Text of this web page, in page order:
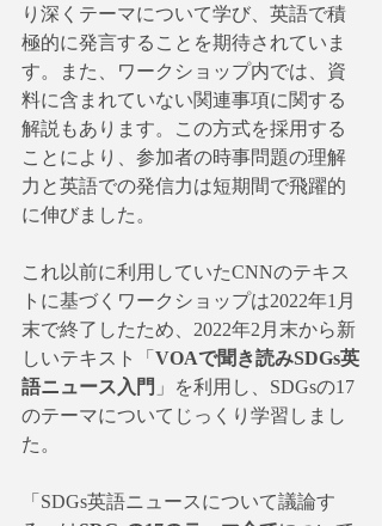
り深くテーマについて学び、英語で積
極的に発言することを期待されていま
す。また、ワークショップ内では、資
料に含まれていない関連事項に関する
解説もあります。この方式を採用する
ことにより、参加者の時事問題の理解
力と英語での発信力は短期間で飛躍的
に伸びました。
これ以前に利用していたCNNのテキス
トに基づくワークショップは2022年1月
末で終了したため、2022年2月末から新
しいテキスト「 VOAで聞き読みSDGs英
語ニュース入門 」を利用し、SDGsの17
のテーマについてじっくり学習しまし
た。
「SDGs英語ニュースについて議論す